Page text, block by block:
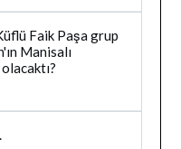
Faik Paşa grup
Manisalı